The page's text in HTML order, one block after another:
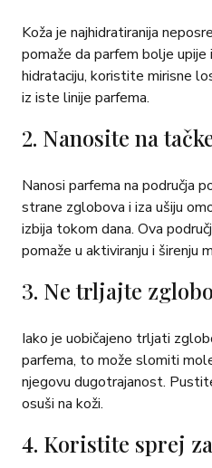
Koža je najhidratiranija
pomaže da parfem bolje
hidrataciju, koristite mirisne
iz iste linije parfema.
2. Nanosite na
Nanosi parfema na područja
strane zglobova i iza ušiju
izbija tokom dana. Ova
pomaže u aktiviranju i širenju
3. Ne trljajte
Iako je uobičajeno trljati
parfema, to može slomiti
njegovu dugotrajanost.
osuši na koži.
4. Koristite sprej